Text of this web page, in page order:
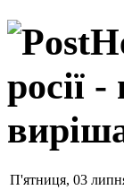
росії
П'ятниця, 03